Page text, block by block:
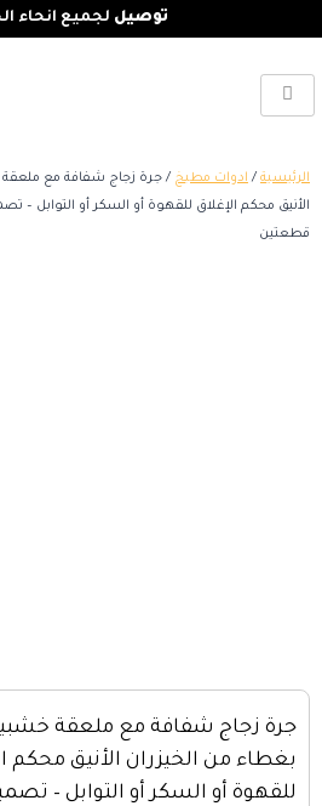
توصيل لجميع انحاء
الرئيسية / ادوات مطبخ / جرة زجاج شفافة مع ملعقة
الأنيق محكم الإغلاق للقهوة أو السكر أو التوابل
قطعتين
جرة زجاج شفافة مع ملعقة
بغطاء من الخيزران الأنيق محكم
للقهوة أو السكر أو التوابل –